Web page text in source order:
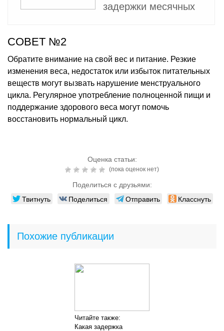
задержки месячных
СОВЕТ №2
Обратите внимание на свой вес и питание. Резкие
изменения веса, недостаток или избыток питательных
веществ могут вызвать нарушение менструального
цикла. Регулярное употребление полноценной пищи и
поддержание здорового веса могут помочь
восстановить нормальный цикл.
Оценка статьи:
(пока оценок нет)
Поделиться с друзьями:
Твитнуть Поделиться Отправить Класснуть
Похожие публикации
Читайте также:
Какая задержка